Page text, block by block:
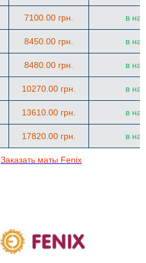
7100.00 грн. в
8450.00 грн. в
8480.00 грн. в
10270.00 грн. в
13610.00 грн. в
17820.00 грн. в
Заказать маты Fenix